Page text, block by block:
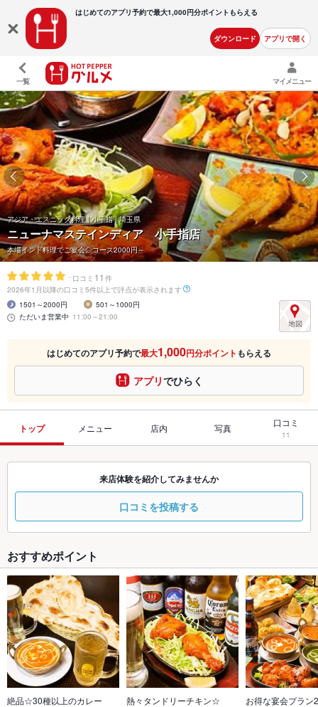
はじめてのアプリ予約で最大1,000円分ポイントもらえる
ダウンロード アプリで開く
一覧 マイメニュー
アジア・エスニック料理 | 小手指 | 埼玉県
ニューナマステインディア 小手指店
本場インド料理でご宴会◇コース2000円～
- 口コミ 11 件
2026年1月以降の口コミ5件以上で評点が表示されます
1501～2000円
501～1000円
ただいま営業中 11:00～21:00
はじめてのアプリ予約で最大1,000円分ポイント もらえる
アプリでひらく
トップ メニュー 店内 写真 口コミ
11
来店体験を紹介してみませんか
口コミを投稿する
おすすめポイント
絶品☆30種以上のカレー 熱々タンドリーチキン☆ お得な宴会プラ